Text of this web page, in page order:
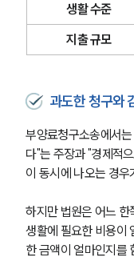
생활 수준
지출 규모
과도한 청구와
부양료청구소송에서
다"는 주장과 "경제적
이 동시에 나오는 경우
하지만 법원은 어느 한
생활에 필요한 비용이
한 금액이 얼마인지를